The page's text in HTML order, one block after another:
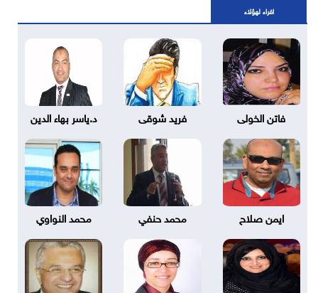
اقراء لهؤلاء
فاتن الخولى فريد شوقى د.ياسر بهاء الدين
ايمن صلاح محمد حنفي محمد النواوي